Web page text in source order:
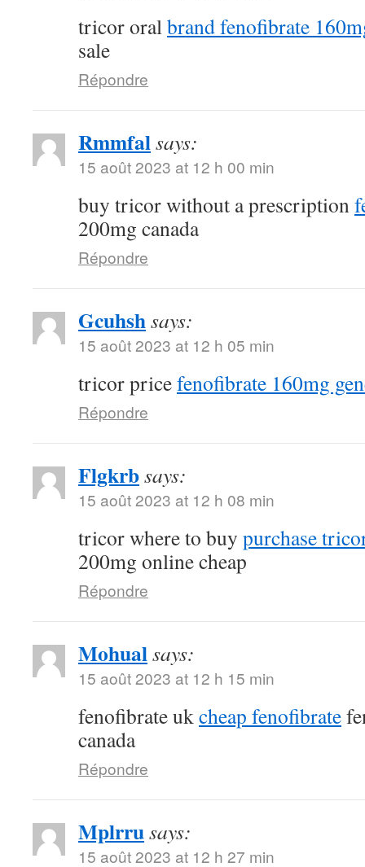
tricor oralbrand fenofibrate
sale
Répondre
Rmmfalsays:
15 août 2023 at 12 h 00 min
buy tricor without a prescription
200mg canada
Répondre
Gcuhshsays:
15 août 2023 at 12 h 05 min
tricor pricefenofibrate 160mg
Répondre
Flgkrbsays:
15 août 2023 at 12 h 08 min
tricor where to buy purchase
200mg online cheap
Répondre
Mohualsays:
15 août 2023 at 12 h 15 min
fenofibrate ukcheap fenofibrate
canada
Répondre
Mplrrusays:
15 août 2023 at 12 h 27 min